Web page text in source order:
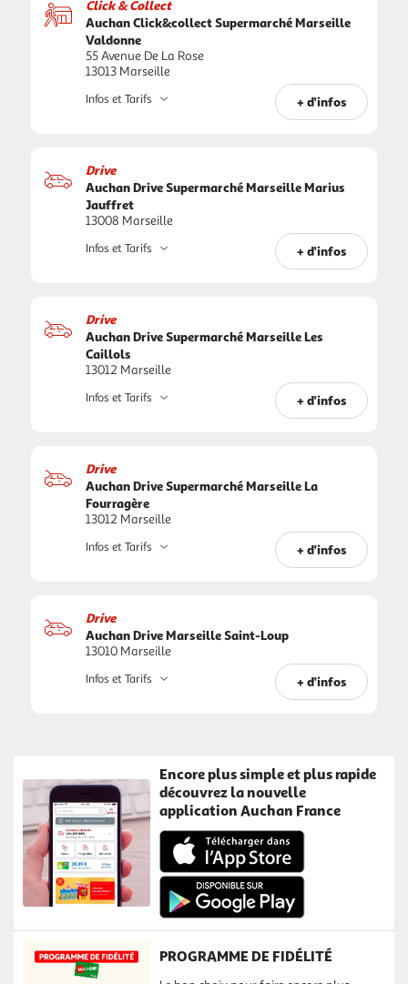
Click & Collect
Auchan Click&collect Supermarché Marseille
Valdonne
55 Avenue De La Rose
13013 Marseille
+ d'infos
Infos et Tarifs
Drive
Auchan Drive Supermarché Marseille Marius
Jauffret
13008 Marseille
+ d'infos
Infos et Tarifs
Drive
Auchan Drive Supermarché Marseille Les
Caillols
13012 Marseille
+ d'infos
Infos et Tarifs
Drive
Auchan Drive Supermarché Marseille La
Fourragère
13012 Marseille
+ d'infos
Infos et Tarifs
Drive
Auchan Drive Marseille Saint-Loup
13010 Marseille
+ d'infos
Infos et Tarifs
Encore plus simple et plus rapide
découvrez la nouvelle
application Auchan France
PROGRAMME DE FIDÉLITÉ